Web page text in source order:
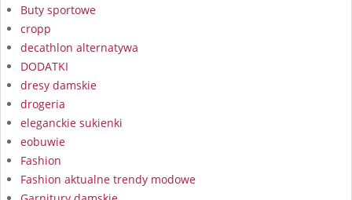
Buty sportowe
cropp
decathlon alternatywa
DODATKI
dresy damskie
drogeria
eleganckie sukienki
eobuwie
Fashion
Fashion aktualne trendy modowe